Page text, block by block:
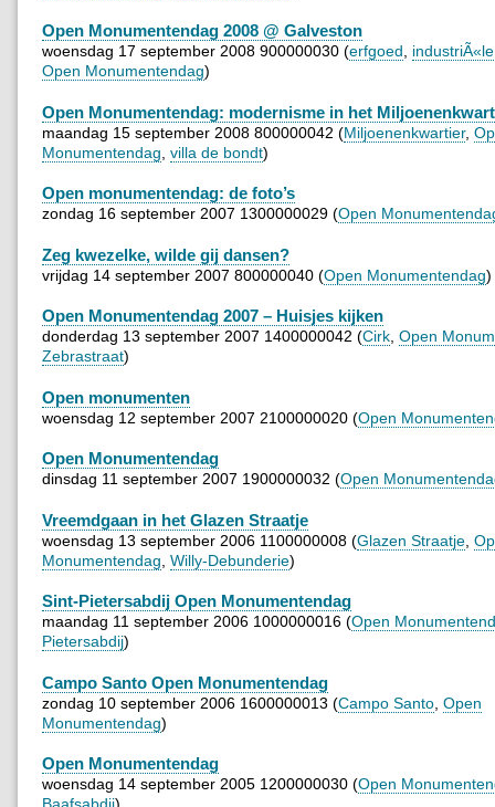
Open Monumentendag 2008 @ Galveston
woensdag 17 september 2008 900000030 (erfgoed,
Open Monumentendag)
Open Monumentendag: modernisme in het
maandag 15 september 2008 800000042 (Miljoenenkwartier,
Monumentendag villa de bondt)
Open monumentendag: de foto’s
zondag 16 september 2007 1300000029 (Open
Zeg kwezelke, wilde gij dansen?
vrijdag 14 september 2007 800000040 (Open Monumentendag)
Open Monumentendag 2007 – Huisjes kijken
donderdag 13 september 2007 1400000042 (Cirk, Open
Zebrastraat)
Open monumenten
woensdag 12 september 2007 2100000020 (Open
Open Monumentendag
dinsdag 11 september 2007 1900000032 (Open
Vreemdgaan in het Glazen Straatje
woensdag 13 september 2006 1100000008 (Glazen Straatje
Monumentendag Willy-Debunderie)
Sint-Pietersabdij Open Monumentendag
maandag 11 september 2006 1000000016 (Open
Pietersabdij)
Campo Santo Open Monumentendag
zondag 10 september 2006 1600000013 (Campo Santo Open
Monumentendag)
Open Monumentendag
woensdag 14 september 2005 1200000030 (Open